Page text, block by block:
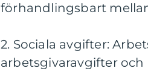
förhandlingsbart
2. Sociala avgifter:
arbetsgivaravgifter